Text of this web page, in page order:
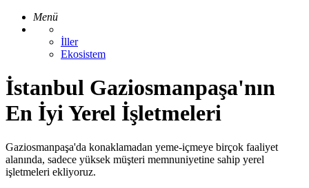
Menü
İller
Ekosistem
İstanbul Gaziosmanpaşa'nın
En İyi Yerel İşletmeleri
Gaziosmanpaşa'da konaklamadan yeme-içmeye birçok faaliyet
alanında, sadece yüksek müşteri memnuniyetine sahip yerel
işletmeleri ekliyoruz.